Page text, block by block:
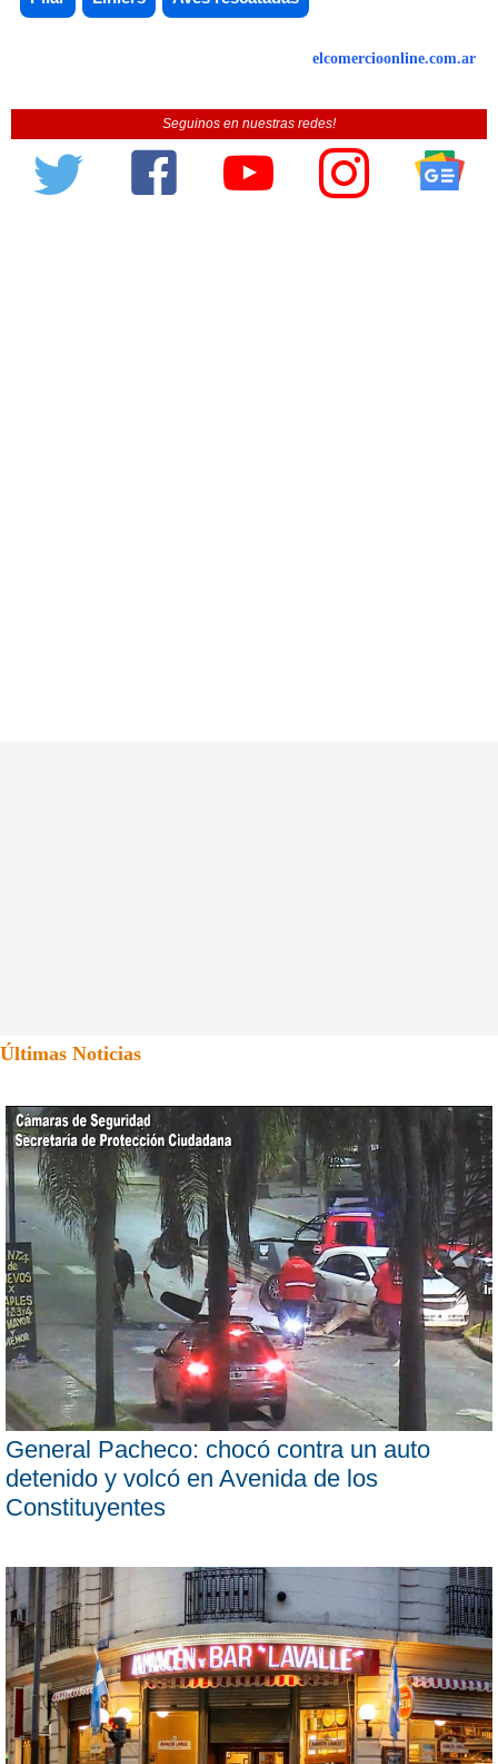
elcomercioonline.com.ar
Seguinos en nuestras redes!
Últimas Noticias
General Pacheco: chocó contra un auto
detenido y volcó en Avenida de los
Constituyentes